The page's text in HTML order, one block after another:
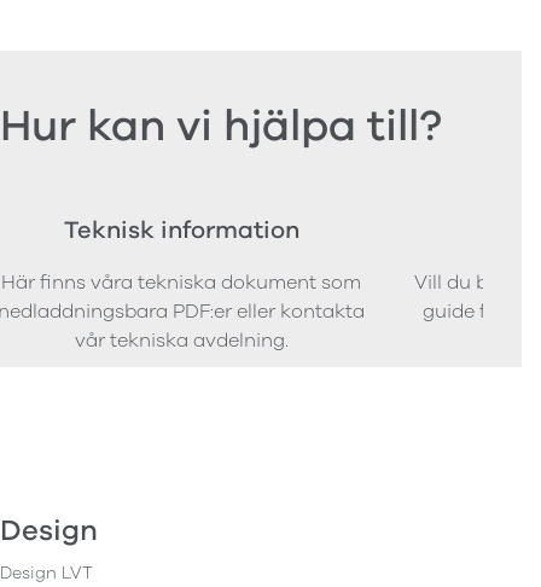
Hur kan vi hjälpa till?
Teknisk information
Här finns våra tekniska dokument som
PDF:er eller kontakta
vår tekniska avdelning.
Vill du
guide för
Design
Design LVT